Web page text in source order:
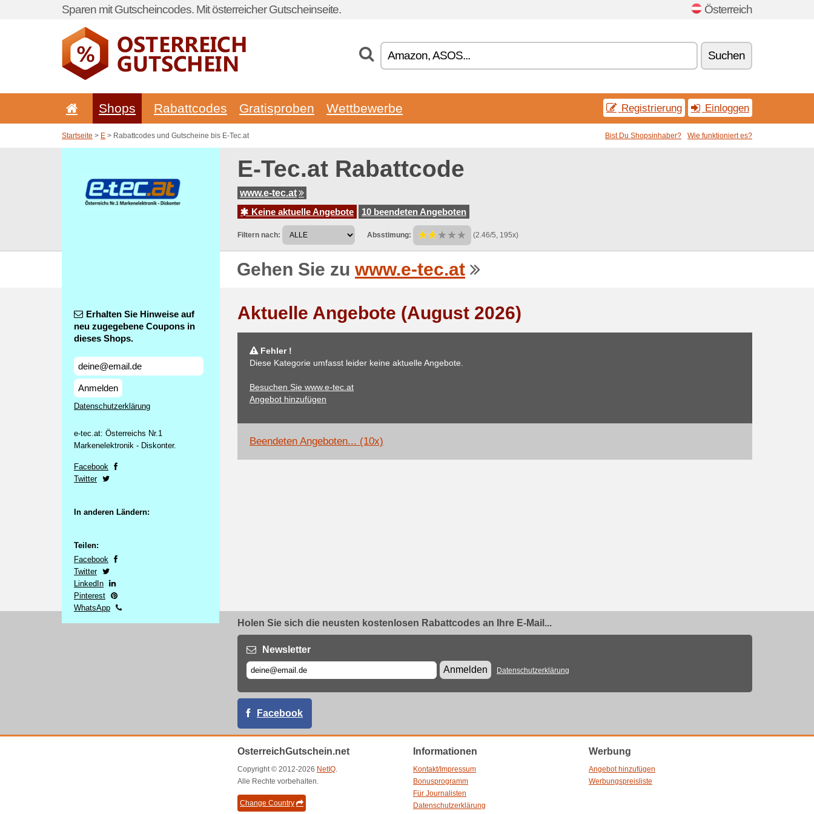
Sparen mit Gutscheincodes. Mit österreicher Gutscheinseite. Österreich
Suchen
Shops Rabattcodes Gratisproben Wettbewerbe Registrierung Einloggen
Startseite > E > Rabattcodes und Gutscheine bis E-Tec.at Bist Du Shopsinhaber? Wie funktioniert es?
E-Tec.at Rabattcode
www.e-tec.at
Keine aktuelle Angebote
10 beendeten Angeboten
Filtern nach: Absstimung: (2.46/5, 195x)
Gehen Sie zu www.e-tec.at
Erhalten Sie Hinweise auf
neu zugegebene Coupons in
dieses Shops.
Anmelden
Datenschutzerklärung
e-tec.at: Österreichs Nr.1
Markenelektronik - Diskonter.
Facebook
Twitter
In anderen Ländern:
Teilen:
Facebook
Twitter
LinkedIn
Pinterest
WhatsApp
Aktuelle Angebote (August 2026)
Fehler !
Diese Kategorie umfasst leider keine aktuelle Angebote.
Besuchen Sie www.e-tec.at
Angebot hinzufügen
Beendeten Angeboten... (10x)
Holen Sie sich die neusten kostenlosen Rabattcodes an Ihre E-Mail...
Newsletter
Anmelden
Datenschutzerklärung
Facebook
OsterreichGutschein.net
Copyright © 2012-2026 NetIQ.
Alle Rechte vorbehalten.
Change Country
Informationen
Kontakt/Impressum
Bonusprogramm
Für Journalisten
Datenschutzerklärung
Werbung
Angebot hinzufügen
Werbungspreisliste